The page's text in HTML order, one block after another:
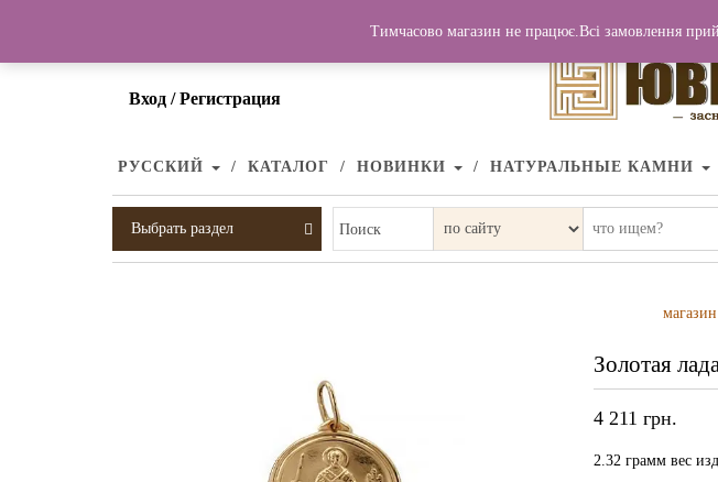
Вход / Регистрация
РУССКИЙ КАТАЛОГ НОВИНКИ НАТУРАЛЬНЫЕ КАМНИ
Выбрать раздел Поиск
магазин
Золотая
4 211 грн.
2.32 грамм вес
Тимчасово магазин не працює.Всі замовлення